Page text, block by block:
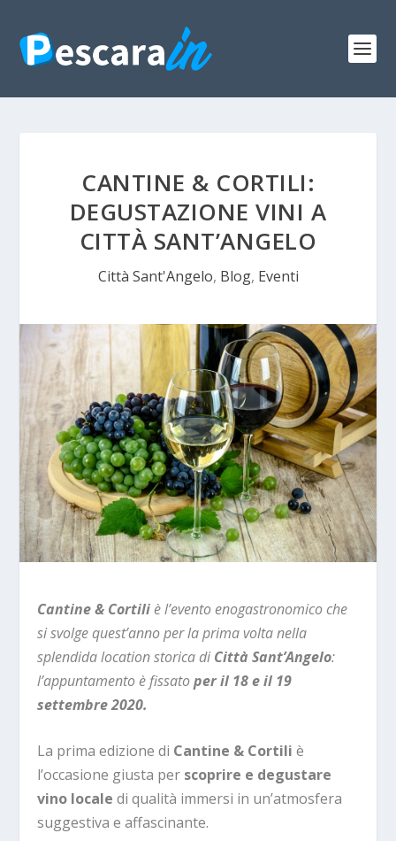
CANTINE & CORTILI:
DEGUSTAZIONE VINI A
CITTÀ SANT’ANGELO
Città Sant'Angelo, Blog, Eventi
Cantine & Cortili è l’evento enogastronomico che
si svolge quest’anno per la prima volta nella
splendida location storica di Città Sant’Angelo:
l’appuntamento è fissatoperil 18 e il 19
settembre 2020.
La prima edizione di Cantine & Cortili è
l’occasione giusta per scoprire e degustare
vino locale di qualità immersi in un’atmosfera
suggestiva e affascinante.